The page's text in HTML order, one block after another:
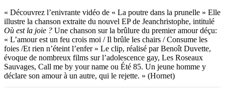
« Découvrez l’enivrante vidéo de « La poutre dans la prunelle » Elle
illustre la chanson extraite du nouvel EP de Jeanchristophe, intitulé
Où est la joie ? Une chanson sur la brûlure du premier amour déçu:
« L’amour est un feu crois moi / Il brûle les chairs / Consume les
foies /Et rien n’éteint l’enfer » Le clip, réalisé par Benoît Duvette,
évoque de nombreux films sur l’adolescence gay, Les Roseaux
Sauvages, Call me by your name ou Été 85. Un jeune homme y
déclare son amour à un autre, qui le rejette. » (Hornet)